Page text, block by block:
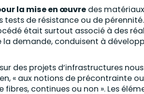
la mise en œuvre des
de résistance ou de pérennité.
était surtout associé à des
demande, conduisent à
des projets d’infrastructures
« aux notions de précontrainte
continues ou non ». Les